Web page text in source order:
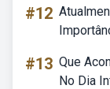
#12
#13 Que
No Dia